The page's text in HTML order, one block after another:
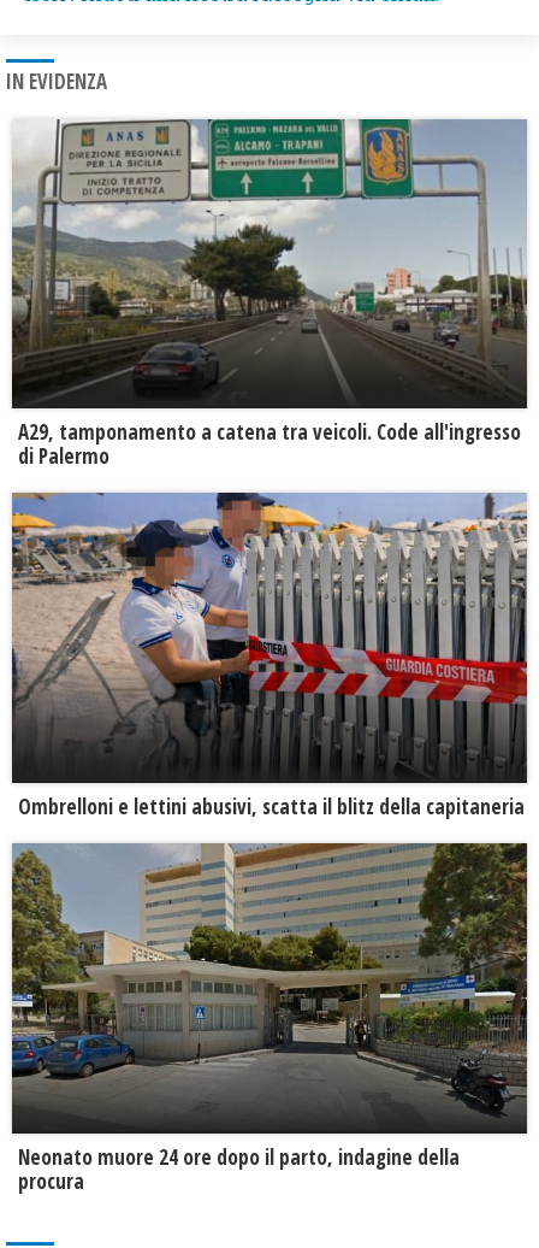
IN EVIDENZA
A29, tamponamento a catena tra veicoli. Code all'ingresso
di Palermo
Ombrelloni e lettini abusivi, scatta il blitz della capitaneria
Neonato muore 24 ore dopo il parto, indagine della
procura